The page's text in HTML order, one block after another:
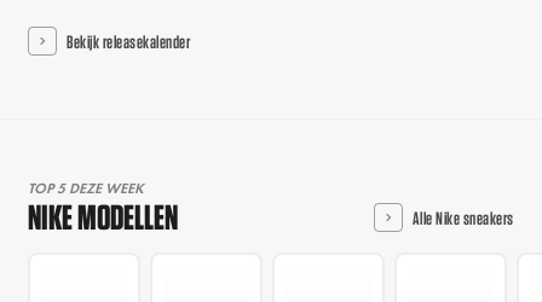
Bekijk releasekalender
TOP 5 DEZE WEEK
NIKE MODELLEN Alle Nike sneakers